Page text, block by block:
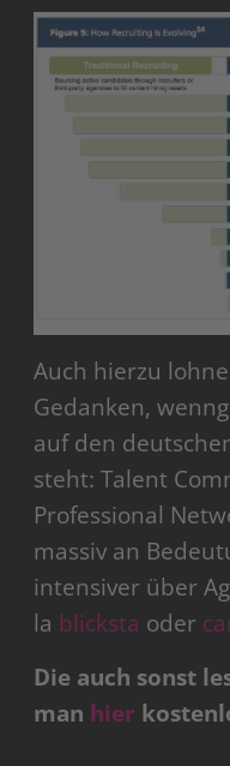
Auch hierzu
Gedanken,
auf den
steht: Talent
Professional
massiv an
intensiver über
la blicksta oder
Die auch sonst
man hier